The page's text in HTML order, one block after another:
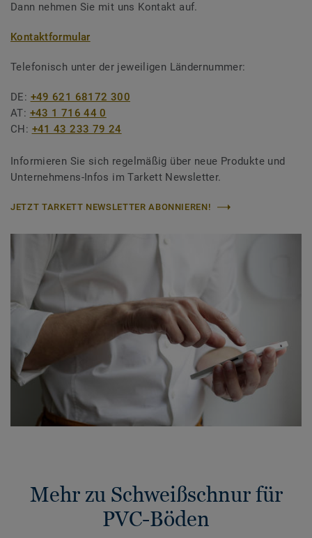
Dann nehmen Sie mit uns Kontakt auf.
Kontaktformular
Telefonisch unter der jeweiligen Ländernummer:
DE: +49 621 68172 300
AT: +43 1 716 44 0
CH: +41 43 233 79 24
Informieren Sie sich regelmäßig über neue Produkte und
Unternehmens-Infos im Tarkett Newsletter.
JETZT TARKETT NEWSLETTER ABONNIEREN!
Mehr zu Schweißschnur für
PVC-Böden